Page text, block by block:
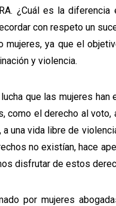
¿Cuál es la
con respeto un
ya que el
y violencia.
que las mujeres
el derecho al
una vida libre de
no existían, hace
disfrutar de estos
por mujeres